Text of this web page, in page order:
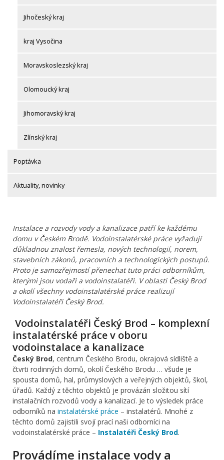
Jihočeský kraj
kraj Vysočina
Moravskoslezský kraj
Olomoucký kraj
Jihomoravský kraj
Zlínský kraj
Poptávka
Aktuality, novinky
Instalace a rozvody vody a kanalizace patří ke každému
domu v Českém Brodě. Vodoinstalatérské práce vyžadují
důkladnou znalost řemesla, nových technologií, norem,
stavebních zákonů, pracovních a technologických postupů.
Proto je samozřejmostí přenechat tuto práci odborníkům,
kterými jsou vodaři a vodoinstalatéři. V oblasti Český Brod
a okolí všechny vodoinstalatérské práce realizují
Vodoinstalatéři Český Brod.
Vodoinstalatéři Český Brod – komplexní
instalatérské práce v oboru
vodoinstalace a kanalizace
Český Brod, centrum Českého Brodu, okrajová sídliště a
čtvrti rodinných domů, okolí Českého Brodu … všude je
spousta domů, hal, průmyslových a veřejných objektů, škol,
úřadů. Každý z těchto objektů je provázán složitou sítí
instalačních rozvodů vody a kanalizací. Je to výsledek práce
odborníků na instalatérské práce – instalatérů. Mnohé z
těchto domů zajistili svojí prací naši odborníci na
vodoinstalatérské práce – Instalatéři Český Brod.
Provádíme instalace vody a